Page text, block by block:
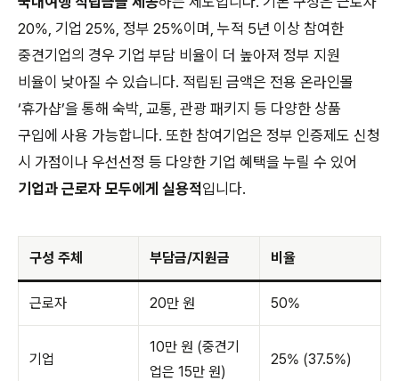
20%, 기업 25%, 정부 25%이며, 누적 5년 이상 참여한
중견기업의 경우 기업 부담 비율이 더 높아져 정부 지원
비율이 낮아질 수 있습니다. 적립된 금액은 전용 온라인몰
‘휴가샵’을 통해 숙박, 교통, 관광 패키지 등 다양한 상품
구입에 사용 가능합니다. 또한 참여기업은 정부 인증제도 신청
시 가점이나 우선선정 등 다양한 기업 혜택을 누릴 수 있어
기업과 근로자 모두에게 실용적입니다.
구성 주체 부담금/지원금 비율
근로자 20만 원 50%
기업
10만 원 (중견기
업은 15만 원)
25% (37.5%)